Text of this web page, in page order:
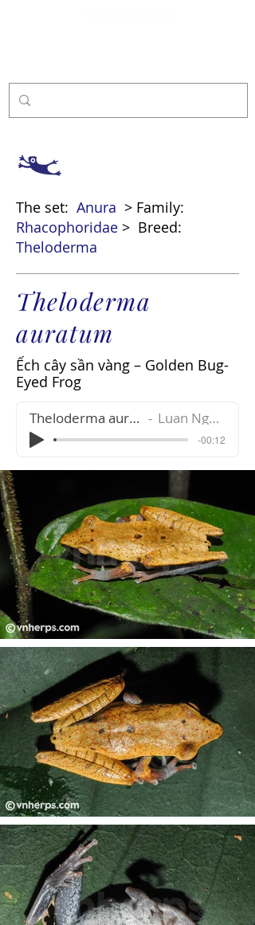
The set: Anura > Family:
Rhacophoridae > Breed:
Theloderma
Theloderma
auratum
Ếch cây sần vàng – Golden Bug-
Eyed Frog
Theloderma auratum Luan Nguyen
-00:12